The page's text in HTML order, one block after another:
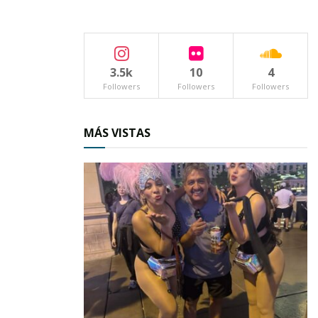
pero antes de abordar su camioneta que lo
trasladaría específicamente a la localidad de
Rosa Blanca, afirmó:
de junio; la mejor estructura, los mejores
militantes, la mejor plataforma electoral y
los mejores candidatos a diputados
federales”.
Click en la imagen para
3.5k
Followers
10
Followers
4
Followers
MÁS VISTAS